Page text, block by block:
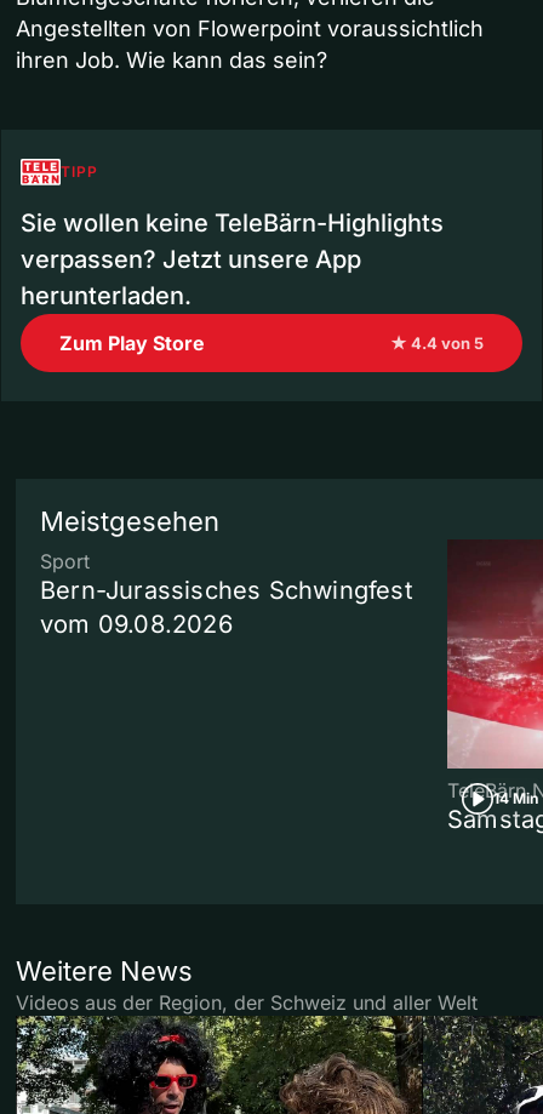
Angestellten von Flowerpoint voraussichtlich
ihren Job. Wie kann das sein?
TIPP
Sie wollen keine TeleBärn-Highlights
verpassen? Jetzt unsere App
herunterladen.
Zum Play Store ★ 4.4 von 5
Meistgesehen
Sport
Bern-Jurassisches Schwingfest
vom 09.08.2026
14 Min
TeleBärn
Weitere News
Videos aus der Region, der Schweiz und aller Welt